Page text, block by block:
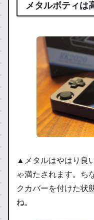
メタルボティは
▲メタルはやはり良
ゃ満たされます。ち
クカバーを付けた状
ね。